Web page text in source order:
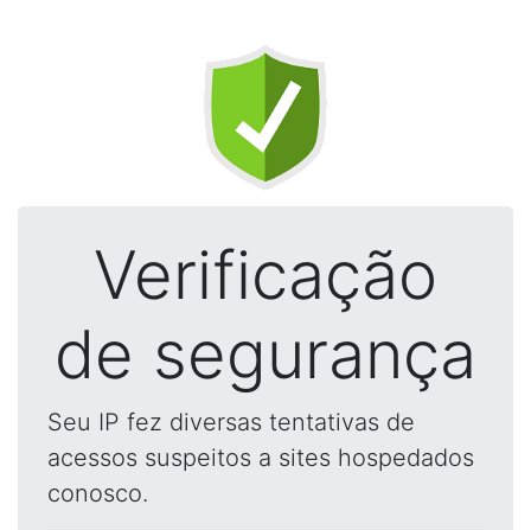
Verificação
de segurança
Seu IP fez diversas tentativas de
acessos suspeitos a sites hospedados
conosco.